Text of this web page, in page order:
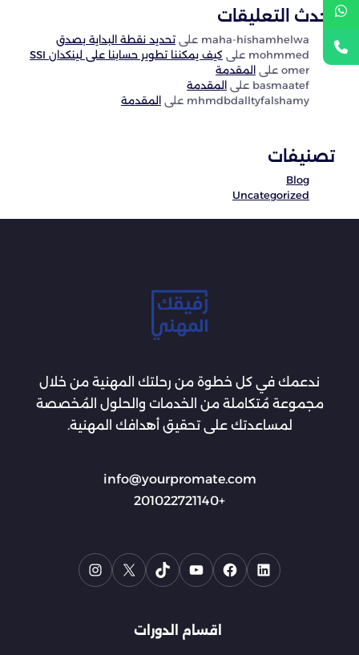
أحدث التعليقات
maha-hishamhelwa على تحديد نقطة البداية بصدق
mohmmed على كيف يمكننا تطوير حسابنا على لينكدان SSI
omer على المقدمة
basmaatef على المقدمة
mhmdbdalltyfalshamy على المقدمة
تصنيفات
Blog
Uncategorized
ندعمك في كل خطوة من رحلتك المهنية من خلال
مجموعة مُتكاملة من الخدمات والحلول المُخصصة
لمساعدتك على تحقيق أهدافك المهنية.
info@yourpromate.com
+201022721140
اقسام الدورات